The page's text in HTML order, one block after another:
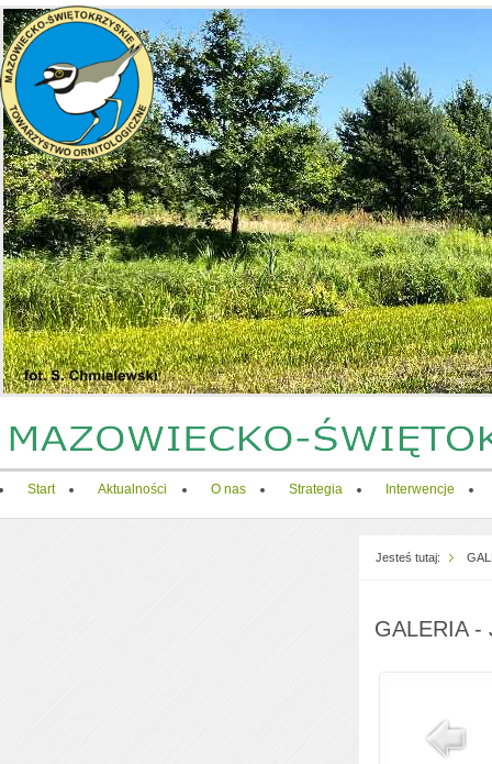
Start Aktualności O nas Strategia Interwencje
Jesteś tutaj:
GALERIA -